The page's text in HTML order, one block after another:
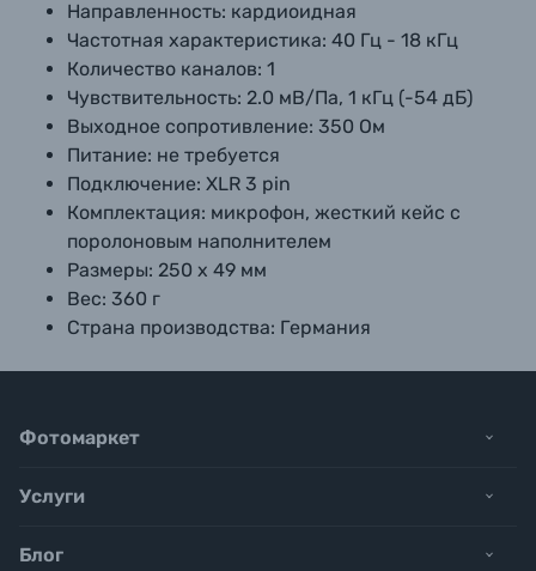
Направленность: кардиоидная
Частотная характеристика: 40 Гц - 18 кГц
Количество каналов: 1
Чувствительность: 2.0 мВ/Па, 1 кГц (-54 дБ)
Выходное сопротивление: 350 Ом
Питание: не требуется
Подключение: XLR 3 pin
Комплектация: микрофон, жесткий кейс c
поролоновым наполнителем
Размеры: 250 х 49 мм
Вес: 360 г
Страна производства: Германия
Фотомаркет
Услуги
Блог